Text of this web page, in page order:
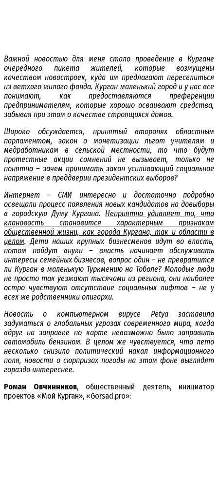
Важной новостью для меня стало проведение в Кургане
очередного пикета жителей, которые возмущены
качеством новостроек, куда им предлагают переселиться
из ветхого жилого фонда. Курган маленький город и у нас все
понимают, как предоставляются преференции
предпринимателям, которые хорошо осваивают средства,
забывая при этом о качестве строящихся домов.
Широко обсуждается, принятый второпях областным
парламентом, закон о монетизации льгот учителям и
медработникам в сельской местности, то что будут
протестные акции сомнений не вызывает, только не
понятно – зачем принимать закон усиливающий социальное
напряжение в преддверии президентских выборов?
Интернет – СМИ интересно и достаточно подробно
освещали процесс появления новых кандидатов на довыборы
в городскую Думу Кургана. Неприятно удивляет то, что
клановость становится характерным признаком
общественной жизни, как города Кургана, так и области в
целом. Дети наших крупных бизнесменов идут во власть,
потом пойдут внуки – власть начинает обслуживать
интересы семейных бизнесов, вопрос один – не превратится
ли Курган в маленькую Туркмению на Тоболе? Молодые люди
не просто так уезжают тысячами из региона, они наиболее
остро чувствуют отсутствие социальных лифтов – не у
всех же родственники олигархи.
Новость о компьютерном вирусе Petya заставила
задуматься о глобальных угрозах современного мира, когда
вдруг на заправке по карте невозможно было заправить
автомобиль бензином. В целом же чувствуется, что лето
несколько снизило политический накал информационного
поля, новости о сюрпризах погоды на этом фоне выглядят
гораздо интереснее.
Роман Овчинников, общественный деятель, инициатор
проектов «Мой Курган», «Gorsad.pro»: